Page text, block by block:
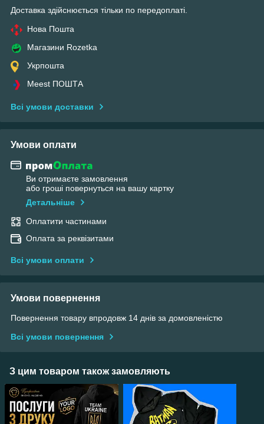
Доставка здійснюється тільки по передоплаті.
Нова Пошта
Магазини Rozetka
Укрпошта
Meest ПОШТА
Всі умови доставки
Умови оплати
Ви отримаєте замовлення
або гроші повернуться на вашу картку
Детальніше
Оплатити частинами
Оплата за реквізитами
Всі умови оплати
Умови повернення
Повернення товару впродовж 14 днів за домовленістю
Всі умови повернення
З цим товаром також замовляють